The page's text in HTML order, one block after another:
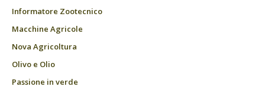
Informatore Zootecnico
Macchine Agricole
Nova Agricoltura
Olivo e Olio
Passione in verde